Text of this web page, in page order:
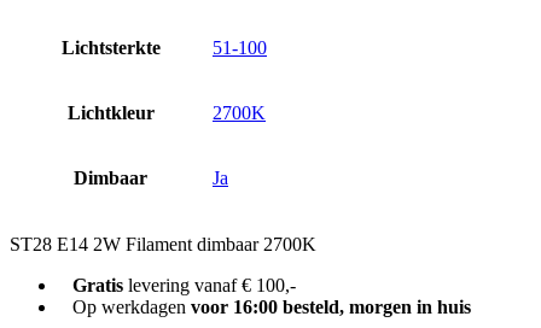
Lichtsterkte 51-100
Lichtkleur 2700K
Dimbaar Ja
ST28 E14 2W Filament dimbaar 2700K
Gratislevering vanaf € 100,-
Op werkdagen voor 16:00 besteld, morgen in huis